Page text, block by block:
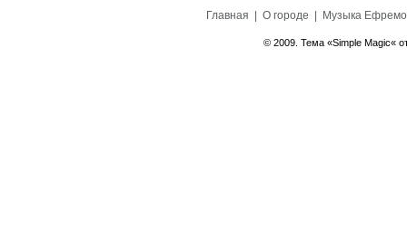
Главная О городе Музыка
© 2009. Тема «Simple Magic«